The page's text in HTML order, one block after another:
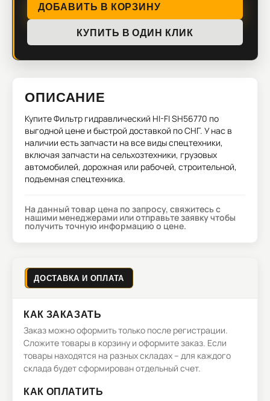
ДОБАВИТЬ В КОРЗИНУ
КУПИТЬ В ОДИН КЛИК
ОПИСАНИЕ
КупитеФильтр гидравлический HI-FI SH56770 по
выгодной цене и быстрой доставкой по СНГ. У нас в
наличии есть запчасти на все виды спецтехники,
включая запчасти на сельхозтехники, грузовых
автомобилей, дорожная или рабочей, строительной,
подъемная спецтехника.
На данный товар цена по запросу, свяжитесь с
нашими менеджерами или отправьте заявку чтобы
получить точную информацию о цене.
ДОСТАВКА И ОПЛАТА
КАК ЗАКАЗАТЬ
Заказ можно оформить только после регистрации.
Сложите товары в корзину и оформите заказ. Если
товары находятся на разных складах – для каждого
склада будет сформирован отдельный счет.
КАК ОПЛАТИТЬ